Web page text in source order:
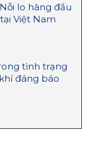
lo hàng đầu
Việt Nam
tình trạng
đáng báo